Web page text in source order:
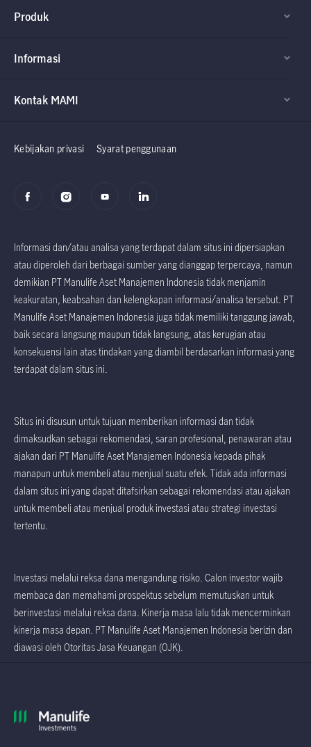
Produk
Informasi
Factsheet dan
Kontak MAMI
Kebijakan privasi Syarat penggunaan
Informasi dan/atau analisa yang terdapat dalam situs ini dipersiapkan
atau diperoleh dari berbagai sumber yang dianggap terpercaya, namun
demikian PT Manulife Aset Manajemen Indonesia tidak menjamin
keakuratan, keabsahan dan kelengkapan informasi/analisa tersebut. PT
Manulife Aset Manajemen Indonesia juga tidak memiliki tanggung jawab,
baik secara langsung maupun tidak langsung, atas kerugian atau
konsekuensi lain atas tindakan yang diambil berdasarkan informasi yang
terdapat dalam situs ini.
Situs ini disusun untuk tujuan memberikan informasi dan tidak
dimaksudkan sebagai rekomendasi, saran profesional, penawaran atau
ajakan dari PT Manulife Aset Manajemen Indonesia kepada pihak
manapun untuk membeli atau menjual suatu efek. Tidak ada informasi
dalam situs ini yang dapat ditafsirkan sebagai rekomendasi atau ajakan
untuk membeli atau menjual produk investasi atau strategi investasi
tertentu.
Investasi melalui reksa dana mengandung risiko. Calon investor wajib
membaca dan memahami prospektus sebelum memutuskan untuk
berinvestasi melalui reksa dana. Kinerja masa lalu tidak mencerminkan
kinerja masa depan. PT Manulife Aset Manajemen Indonesia berizin dan
diawasi oleh Otoritas Jasa Keuangan (OJK).